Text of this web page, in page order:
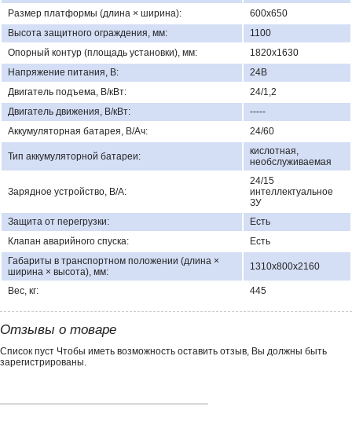
Размер платформы (длина × ширина):
600х650
Высота защитного ограждения, мм:
1100
Опорный контур (площадь установки), мм:
1820х1630
Напряжение питания, В:
24В
Двигатель подъема, В/кВт:
24/1,2
Двигатель движения, В/кВт:
-----
Аккумуляторная батарея, В/Ач:
24/60
Тип аккумуляторной батареи:
кислотная,
необслуживаемая
Зарядное устройство, В/А:
24/15
интеллектуальное
ЗУ
Защита от перегрузки:
Есть
Клапан аварийного спуска:
Есть
Габариты в транспортном положении (длина ×
ширина × высота), мм:
1310х800х2160
Вес, кг: 445
Отзывы о товаре
Список пуст Чтобы иметь возможность оставить отзыв, Вы должны быть
зарегистрированы.